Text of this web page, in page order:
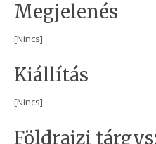
Megjelenés
[Nincs]
Kiállítás
[Nincs]
Földrajzi